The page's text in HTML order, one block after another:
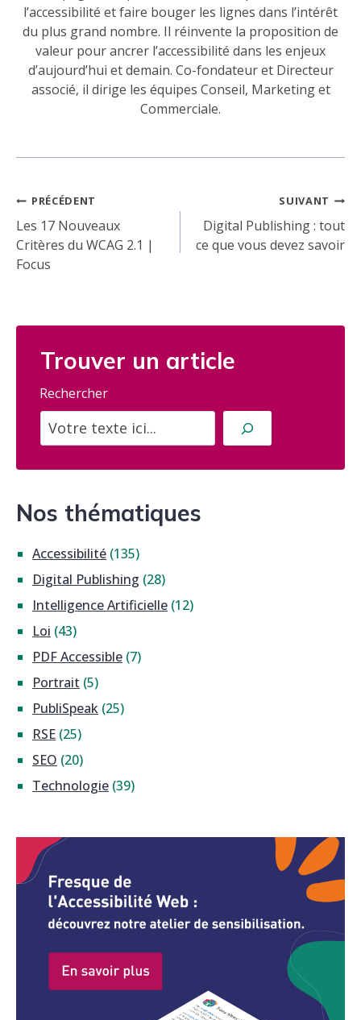
l’accessibilité et faire bouger les lignes dans l’intérêt
du plus grand nombre. Il réinvente la proposition de
valeur pour ancrer l’accessibilité dans les enjeux
d’aujourd’hui et demain. Co-fondateur et Directeur
associé, il dirige les équipes Conseil, Marketing et
Commerciale.
Navigation
de
l’article
PRÉCÉDENT
Les 17 Nouveaux
Critères du WCAG 2.1 |
Focus
SUIVANT
Digital Publishing : tout
ce que vous devez savoir
Trouver un article
Rechercher
Nos thématiques
Accessibilité (135)
Digital Publishing (28)
Intelligence Artificielle (12)
Loi (43)
PDF Accessible (7)
Portrait (5)
PubliSpeak (25)
RSE (25)
SEO (20)
Technologie (39)